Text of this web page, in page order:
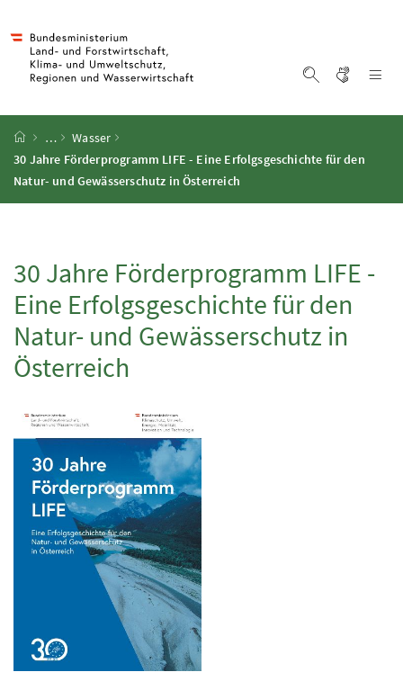
Startseite
…
Wasser
30 Jahre Förderprogramm LIFE - Eine Erfolgsgeschichte für den
Natur- und Gewässerschutz in Österreich
30 Jahre Förderprogramm LIFE -
Eine Erfolgsgeschichte für den
Natur- und Gewässerschutz in
Österreich